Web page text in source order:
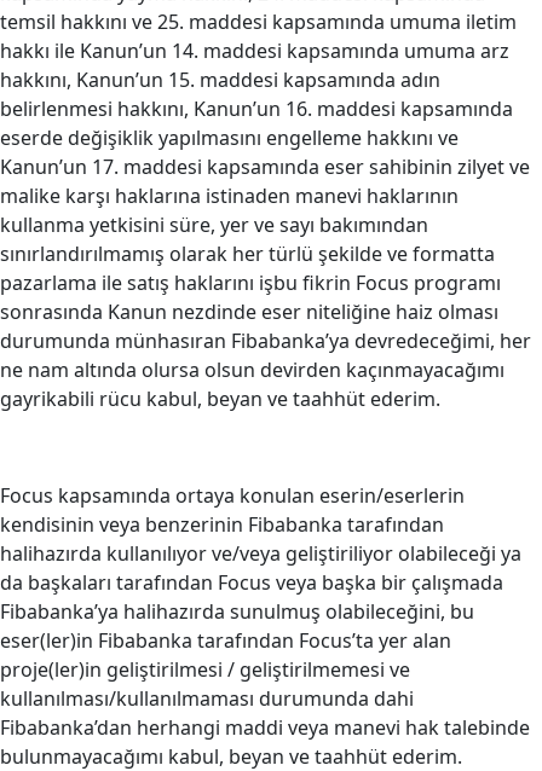
temsil hakkını ve 25. maddesi kapsamında umuma iletim
hakkı ile Kanun’un 14. maddesi kapsamında umuma arz
hakkını, Kanun’un 15. maddesi kapsamında adın
belirlenmesi hakkını, Kanun’un 16. maddesi kapsamında
eserde değişiklik yapılmasını engelleme hakkını ve
Kanun’un 17. maddesi kapsamında eser sahibinin zilyet ve
malike karşı haklarına istinaden manevi haklarının
kullanma yetkisini süre, yer ve sayı bakımından
sınırlandırılmamış olarak her türlü şekilde ve formatta
pazarlama ile satış haklarını işbu fikrin Focus programı
sonrasında Kanun nezdinde eser niteliğine haiz olması
durumunda münhasıran Fibabanka’ya devredeceğimi, her
ne nam altında olursa olsun devirden kaçınmayacağımı
gayrikabili rücu kabul, beyan ve taahhüt ederim.
Focus kapsamında ortaya konulan eserin/eserlerin
kendisinin veya benzerinin Fibabanka tarafından
halihazırda kullanılıyor ve/veya geliştiriliyor olabileceği ya
da başkaları tarafından Focus veya başka bir çalışmada
Fibabanka’ya halihazırda sunulmuş olabileceğini, bu
eser(ler)in Fibabanka tarafından Focus’ta yer alan
proje(ler)in geliştirilmesi / geliştirilmemesi ve
kullanılması/kullanılmaması durumunda dahi
Fibabanka’dan herhangi maddi veya manevi hak talebinde
bulunmayacağımı kabul, beyan ve taahhüt ederim.